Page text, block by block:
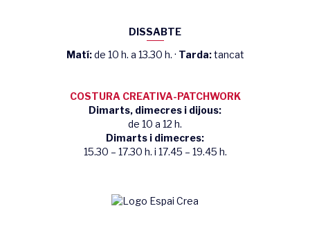
DISSABTE
Matí:de 10 h. a 13.30 h. · Tarda:tancat
COSTURA CREATIVA-PATCHWORK
Dimarts, dimecres i dijous:
de 10 a 12 h.
Dimarts i dimecres:
15.30 – 17.30 h. i 17.45 – 19.45 h.